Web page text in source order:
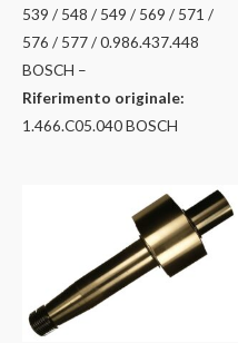
539 / 548 / 549 / 569 / 571 /
576 / 577 / 0.986.437.448
BOSCH –
Riferimento originale:
1.466.C05.040 BOSCH